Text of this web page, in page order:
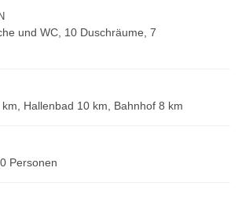
und WC, 10 Duschräume, 7
Hallenbad 10 km, Bahnhof 8 km
Personen